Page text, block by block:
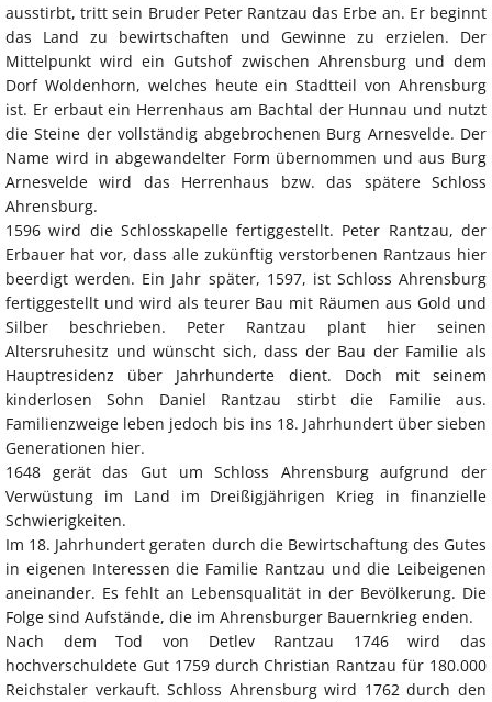
ausstirbt, tritt sein Bruder Peter Rantzau das Erbe an. Er beginnt
das Land zu bewirtschaften und Gewinne zu erzielen. Der
Mittelpunkt wird ein Gutshof zwischen Ahrensburg und dem
Dorf Woldenhorn, welches heute ein Stadtteil von Ahrensburg
ist. Er erbaut ein Herrenhaus am Bachtal der Hunnau und nutzt
die Steine der vollständig abgebrochenen Burg Arnesvelde. Der
Name wird in abgewandelter Form übernommen und aus Burg
Arnesvelde wird das Herrenhaus bzw. das spätere Schloss
Ahrensburg.
1596 wird die Schlosskapelle fertiggestellt. Peter Rantzau, der
Erbauer hat vor, dass alle zukünftig verstorbenen Rantzaus hier
beerdigt werden. Ein Jahr später, 1597, ist Schloss Ahrensburg
fertiggestellt und wird als teurer Bau mit Räumen aus Gold und
Silber beschrieben. Peter Rantzau plant hier seinen
Altersruhesitz und wünscht sich, dass der Bau der Familie als
Hauptresidenz über Jahrhunderte dient. Doch mit seinem
kinderlosen Sohn Daniel Rantzau stirbt die Familie aus.
Familienzweige leben jedoch bis ins 18. Jahrhundert über sieben
Generationen hier.
1648 gerät das Gut um Schloss Ahrensburg aufgrund der
Verwüstung im Land im Dreißigjährigen Krieg in finanzielle
Schwierigkeiten.
Im 18. Jahrhundert geraten durch die Bewirtschaftung des Gutes
in eigenen Interessen die Familie Rantzau und die Leibeigenen
aneinander. Es fehlt an Lebensqualität in der Bevölkerung. Die
Folge sind Aufstände, die im Ahrensburger Bauernkrieg enden.
Nach dem Tod von Detlev Rantzau 1746 wird das
hochverschuldete Gut 1759 durch Christian Rantzau für 180.000
Reichstaler verkauft. Schloss Ahrensburg wird 1762 durch den